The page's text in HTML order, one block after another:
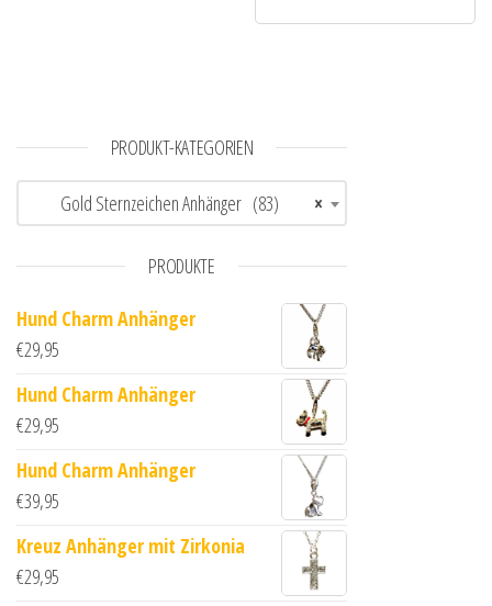
PRODUKT-KATEGORIEN
×
Gold Sternzeichen Anhänger (83)
PRODUKTE
Hund Charm Anhänger
€29,95
Hund Charm Anhänger
€29,95
Hund Charm Anhänger
€39,95
Kreuz Anhänger mit Zirkonia
€29,95